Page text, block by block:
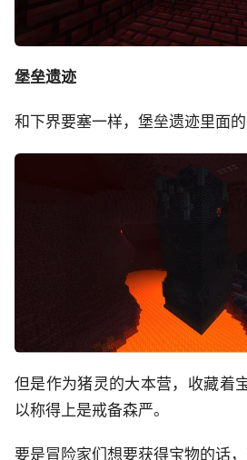
堡垒遗迹
和下界要塞一样，堡垒遗迹里面
但是作为猪灵的大本营，收藏着
以称得上是戒备森严。
要是冒险家们想要获得宝物的话，